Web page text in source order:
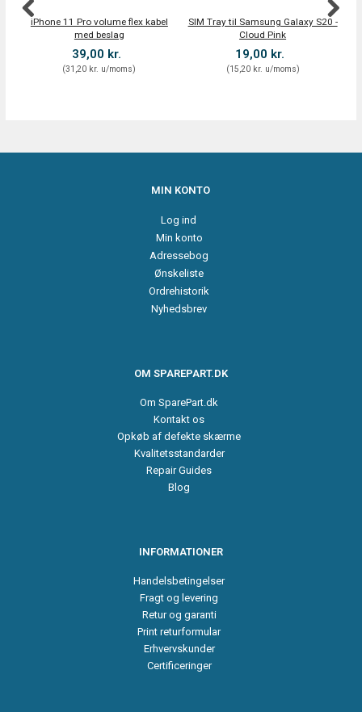
iPhone 11 Pro volume flex kabel
med beslag
39,00 kr.
(31,20 kr. u/moms)
SIM Tray til Samsung Galaxy S20 -
Cloud Pink
19,00 kr.
(15,20 kr. u/moms)
MIN KONTO
Log ind
Min konto
Adressebog
Ønskeliste
Ordrehistorik
Nyhedsbrev
OM SPAREPART.DK
Om SparePart.dk
Kontakt os
Opkøb af defekte skærme
Kvalitetsstandarder
Repair Guides
Blog
INFORMATIONER
Handelsbetingelser
Fragt og levering
Retur og garanti
Print returformular
Erhvervskunder
Certificeringer